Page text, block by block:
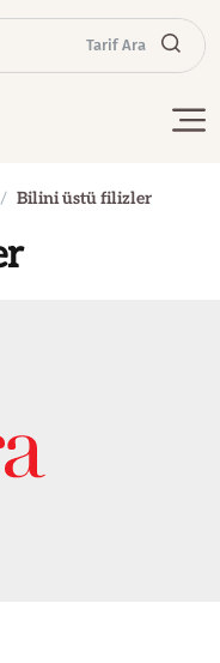
Tarif Ara
Bilini üstü filizler